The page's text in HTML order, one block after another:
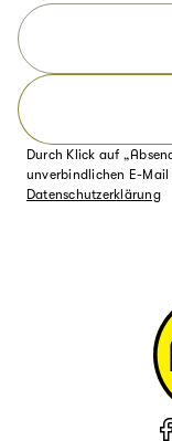
Durch Klick auf
unverbindlichen E-Mail
Datenschutzerklärung